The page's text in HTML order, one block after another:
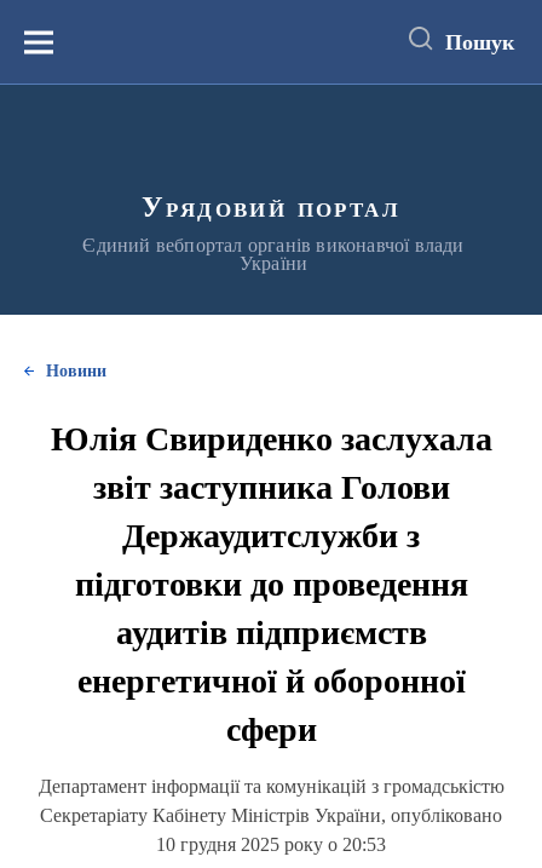
вмістуМеню Пошук
Урядовий портал
Єдиний вебпортал органів виконавчої влади
України
Новини
Юлія Свириденко заслухала
звіт заступника Голови
Держаудитслужби з
підготовки до проведення
аудитів підприємств
енергетичної й оборонної
сфери
Департамент інформації та комунікацій з громадськістю
Секретаріату Кабінету Міністрів України, опубліковано
10 грудня 2025 року о 20:53